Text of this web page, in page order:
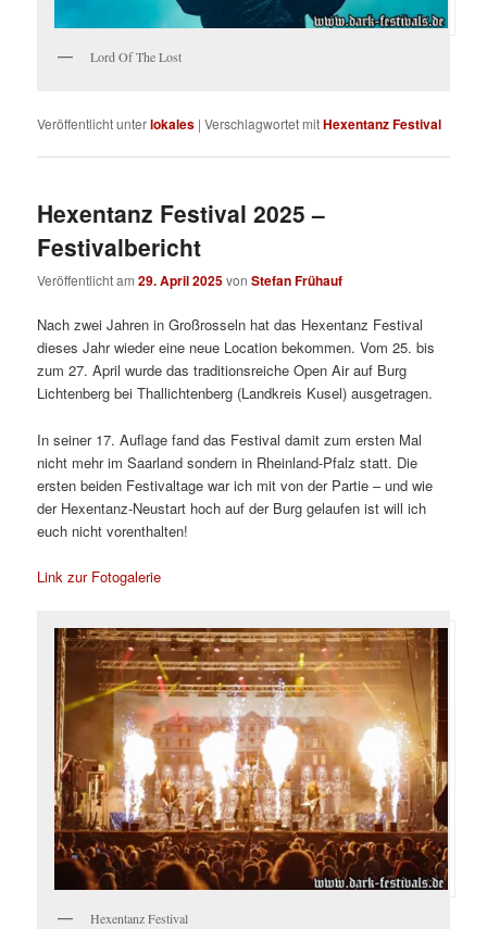
Lord Of The Lost
Veröffentlicht unterlokales |Verschlagwortet mitHexentanz Festival
Hexentanz Festival 2025 –
Festivalbericht
Veröffentlicht am29. April 2025vonStefan Frühauf
Nach zwei Jahren in Großrosseln hat das Hexentanz Festival
dieses Jahr wieder eine neue Location bekommen. Vom 25. bis
zum 27. April wurde das traditionsreiche Open Air auf Burg
Lichtenberg bei Thallichtenberg (Landkreis Kusel) ausgetragen.
In seiner 17. Auflage fand das Festival damit zum ersten Mal
nicht mehr im Saarland sondern in Rheinland-Pfalz statt. Die
ersten beiden Festivaltage war ich mit von der Partie – und wie
der Hexentanz-Neustart hoch auf der Burg gelaufen ist will ich
euch nicht vorenthalten!
Link zur Fotogalerie
Hexentanz Festival